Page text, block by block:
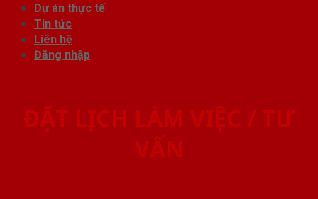
Dự án thực tế
Tin tức
Liên hệ
Đăng nhập
ĐẶT LỊCH LÀM VIỆC / TƯ
VẤN